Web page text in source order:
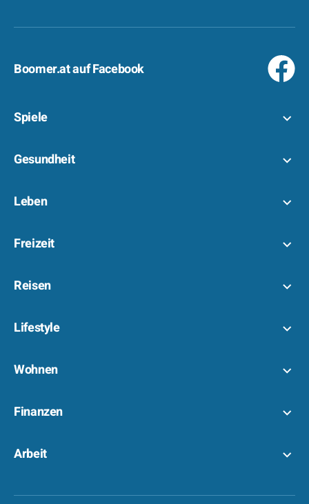
Boomer.at auf Facebook
Spiele
Gesundheit
Leben
Freizeit
Reisen
Lifestyle
Wohnen
Finanzen
Arbeit